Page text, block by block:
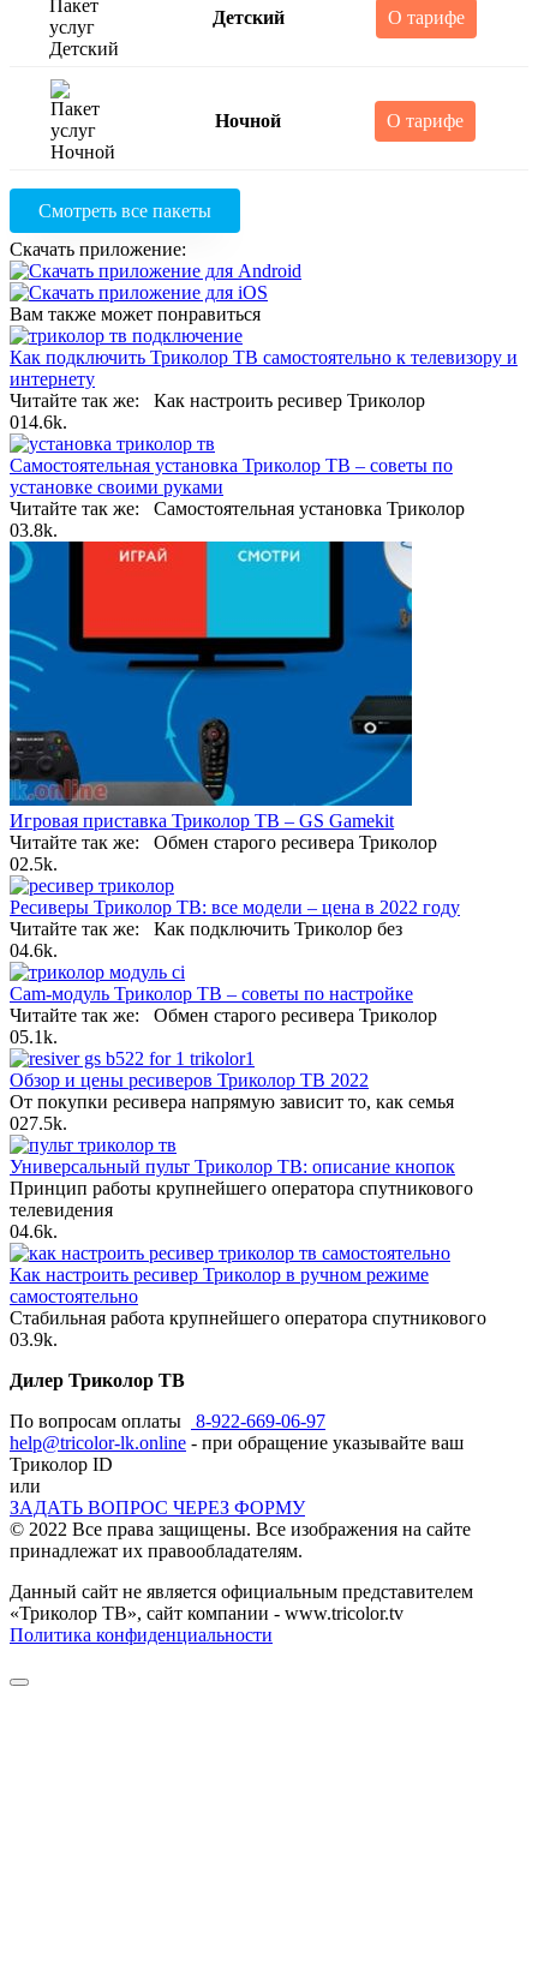
Детский О тарифе
Ночной О тарифе
Смотреть все пакеты
Скачать приложение:
Вам также может понравиться
Как подключить Триколор ТВ самостоятельно к телевизору и
интернету
Читайте так же: Как настроить ресивер Триколор
014.6k.
Самостоятельная установка Триколор ТВ – советы по
установке своими руками
Читайте так же: Самостоятельная установка Триколор
03.8k.
Игровая приставка Триколор ТВ – GS Gamekit
Читайте так же: Обмен старого ресивера Триколор
02.5k.
Ресиверы Триколор ТВ: все модели – цена в 2022 году
Читайте так же: Как подключить Триколор без
04.6k.
Cam-модуль Триколор ТВ – советы по настройке
Читайте так же: Обмен старого ресивера Триколор
05.1k.
Обзор и цены ресиверов Триколор ТВ 2022
От покупки ресивера напрямую зависит то, как семья
027.5k.
Универсальный пульт Триколор ТВ: описание кнопок
Принцип работы крупнейшего оператора спутникового
телевидения
04.6k.
Как настроить ресивер Триколор в ручном режиме
самостоятельно
Стабильная работа крупнейшего оператора спутникового
03.9k.
Дилер Триколор ТВ
По вопросам оплаты
8-922-669-06-97
help@tricolor-lk.online - при обращение указывайте ваш
Триколор ID
или
ЗАДАТЬ ВОПРОС ЧЕРЕЗ ФОРМУ
© 2022 Все права защищены. Все изображения на сайте
принадлежат их правообладателям.
Данный сайт не является официальным представителем
«Триколор ТВ», сайт компании - www.tricolor.tv
Политика конфиденциальности